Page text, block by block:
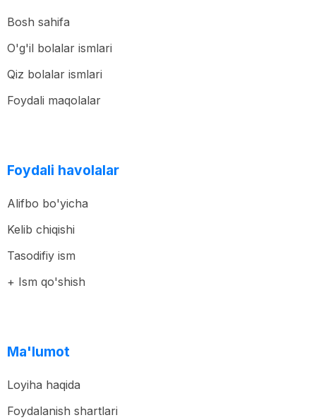
Bosh sahifa
O'g'il bolalar ismlari
Qiz bolalar ismlari
Foydali maqolalar
Foydali havolalar
Alifbo bo'yicha
Kelib chiqishi
Tasodifiy ism
+ Ism qo'shish
Ma'lumot
Loyiha haqida
Foydalanish shartlari